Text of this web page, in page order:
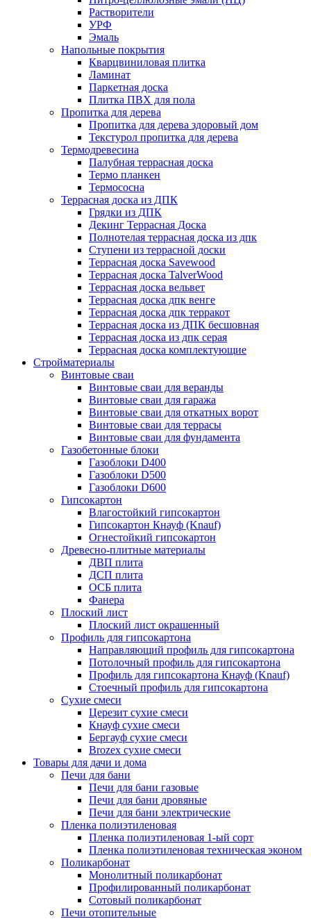
Растворители
УРФ
Эмаль
Напольные покрытия
Кварцвиниловая плитка
Ламинат
Паркетная доска
Плитка ПВХ для пола
Пропитка для дерева
Пропитка для дерева здоровый дом
Текстурол пропитка для дерева
Термодревесина
Палубная террасная доска
Термо планкен
Термососна
Террасная доска из ДПК
Грядки из ДПК
Декинг Террасная Доска
Полнотелая террасная доска из дпк
Ступени из террасной доски
Террасная доска Savewood
Террасная доска TalverWood
Террасная доска вельвет
Террасная доска дпк венге
Террасная доска дпк терракот
Террасная доска из ДПК бесшовная
Террасная доска из дпк серая
Террасная доска комплектующие
Стройматериалы
Винтовые сваи
Винтовые сваи для веранды
Винтовые сваи для гаража
Винтовые сваи для откатных ворот
Винтовые сваи для террасы
Винтовые сваи для фундамента
Газобетонные блоки
Газоблоки D400
Газоблоки D500
Газоблоки D600
Гипсокартон
Влагостойкий гипсокартон
Гипсокартон Кнауф (Knauf)
Огнестойкий гипсокартон
Древесно-плитные материалы
ДВП плита
ДСП плита
ОСБ плита
Фанера
Плоский лист
Плоский лист окрашенный
Профиль для гипсокартона
Направляющий профиль для гипсокартона
Потолочный профиль для гипсокартона
Профиль для гипсокартона Кнауф (Knauf)
Стоечный профиль для гипсокартона
Сухие смеси
Церезит сухие смеси
Кнауф сухие смеси
Бергауф сухие смеси
Brozex сухие смеси
Товары для дачи и дома
Печи для бани
Печи для бани газовые
Печи для бани дровяные
Печи для бани электрические
Пленка полиэтиленовая
Пленка полиэтиленовая 1-ый сорт
Пленка полиэтиленовая техническая эконом
Поликарбонат
Монолитный поликарбонат
Профилированный поликарбонат
Сотовый поликарбонат
Печи отопительные